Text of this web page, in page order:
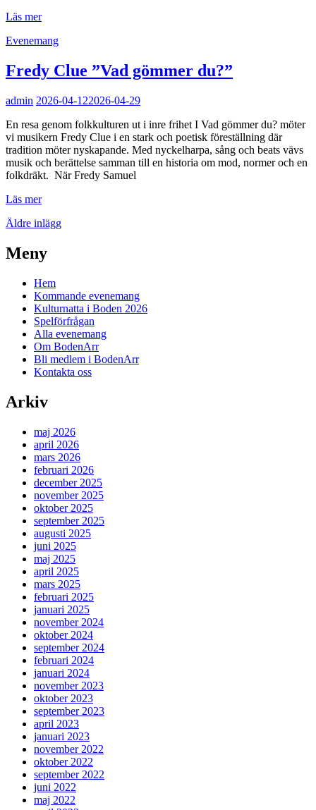
Läs merNär
Herre
Bygdsiljum
och
det
Kategorilänkar
Evenemang
Fredy Clue ”Vad gömmer du?”
admin 2026-04-122026-04-29
En resa genom folkkulturen ut i inre frihet I Vad gömmer du? möter
vi musikern Fredy Clue i en stark och poetisk föreställning där
tradition möter nyskapande. Med nyckelharpa, sång och beats vävs
musik och berättelse samman till en historia om mod, normer och en
folkdräkt. När Fredy Samuel
Läs merFredy
”Vad
du?”
Inläggsnavigering
Äldre inlägg
Meny
Hem
Kommande evenemang
Kulturnatta i Boden 2026
Spelförfrågan
Alla evenemang
Om BodenArr
Bli medlem i BodenArr
Kontakta oss
Arkiv
maj 2026
april 2026
mars 2026
februari 2026
december 2025
november 2025
oktober 2025
september 2025
augusti 2025
juni 2025
maj 2025
april 2025
mars 2025
februari 2025
januari 2025
november 2024
oktober 2024
september 2024
februari 2024
januari 2024
november 2023
oktober 2023
september 2023
april 2023
januari 2023
november 2022
oktober 2022
september 2022
juni 2022
maj 2022